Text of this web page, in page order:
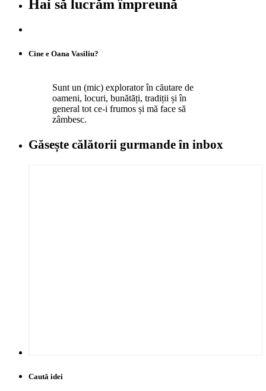
Hai să lucrăm împreună
Cine e Oana Vasiliu?
Sunt un (mic) explorator în căutare de
oameni, locuri, bunătăți, tradiții și în
general tot ce-i frumos și mă face să
zâmbesc.
Găsește călătorii gurmandeîn inbox
Caută idei